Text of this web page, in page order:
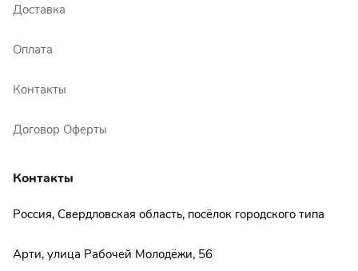
Доставка
Оплата
Контакты
Договор Оферты
Контакты
Россия, Свердловская область, посёлок городского типа
Арти, улица Рабочей Молодёжи, 56